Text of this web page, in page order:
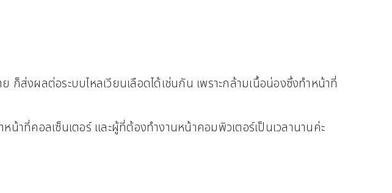
ส่งผลต่อระบบไหลเวียนเลือดได้เช่นกัน เพราะกล้ามเนื้อน่องซึ่งทำหน้าที่
ที่คอลเซ็นเตอร์ และผู้ที่ต้องทำงานหน้าคอมพิวเตอร์เป็นเวลานานค่ะ